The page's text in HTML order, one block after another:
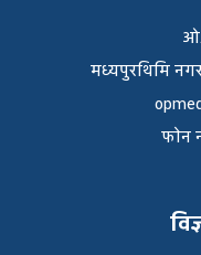
मध्यपुरथिमि
फाेन